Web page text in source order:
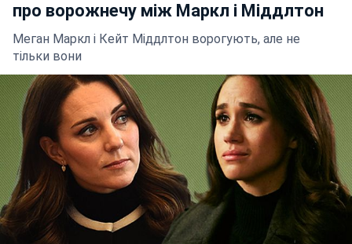
про ворожнечу між Маркл і Міддлтон
Меган Маркл і Кейт Міддлтон ворогують, але не
тільки вони